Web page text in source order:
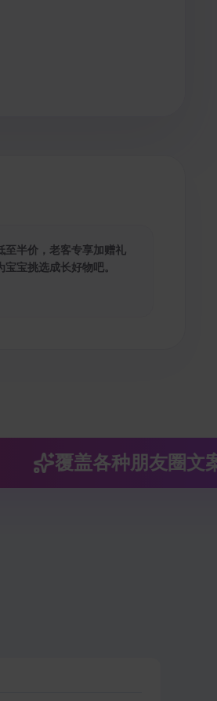
至半价，老客专享加赠礼
宝宝挑选成长好物吧。
覆盖各种朋友圈文案